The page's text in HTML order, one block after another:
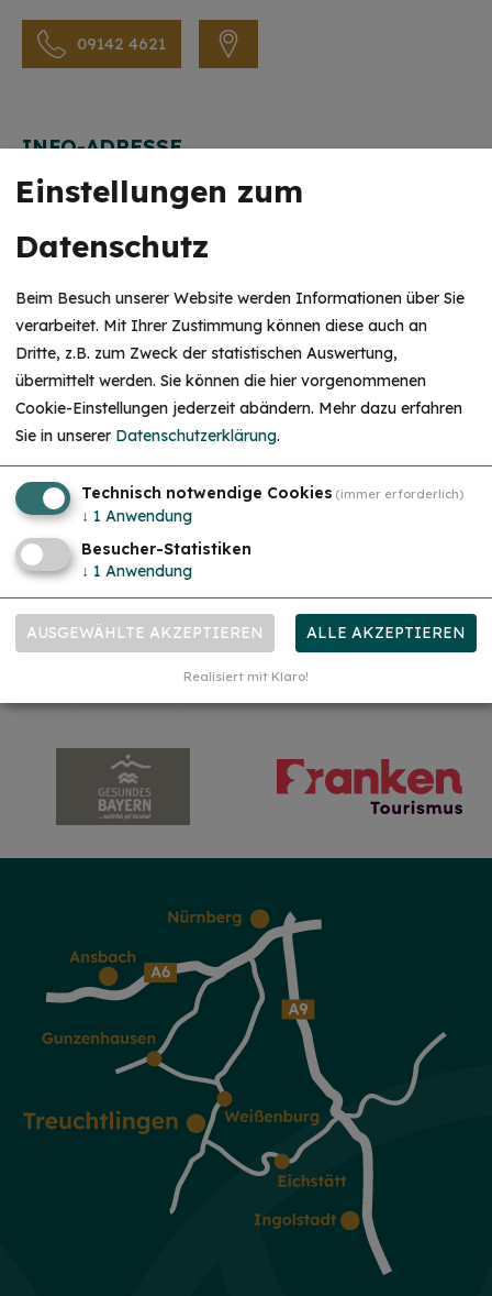
09142 4621
INFO-ADRESSE
Ortssprecher / Ortsbeauftragter Windischhausen
Windischhausen Nr. 30
91757 Treuchtlingen / Windischhausen
Unsere Partner
HINWEIS
Christkind & Engel gesucht!
Wir suchen dich als Christkind oder Engel. Hast
du Lust das Gesicht der Treuchtlinger
Lächeln ins Gesicht zu zaubern und Freude und
Herzlichkeit auszustrahlen? Dann melde dich
gerne bei uns!...mehr
Einstellungen zum
Datenschutz
Beim Besuch unserer Website werden Informationen über Sie
verarbeitet. Mit Ihrer Zustimmung können diese auch an
Dritte, z.B. zum Zweck der statistischen Auswertung,
übermittelt werden. Sie können die hier vorgenommenen
Cookie-Einstellungen jederzeit abändern. Mehr dazu erfahren
Sie in unserer Datenschutzerklärung.
Technisch notwendige Cookies (immer erforderlich)
↓ 1 Anwendung
Besucher-Statistiken
↓ 1 Anwendung
AUSGEWÄHLTE AKZEPTIEREN ALLE AKZEPTIEREN
Realisiert mit Klaro!